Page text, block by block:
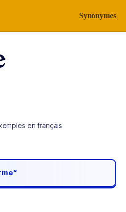
Synonymes
en français